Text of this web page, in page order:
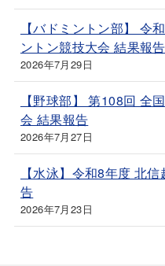
【バドミントン部】 令
ントン競技大会 結果報告
2026年7月29日
【野球部】 第108回 全
会 結果報告
2026年7月27日
【水泳】令和8年度 北
告
2026年7月23日